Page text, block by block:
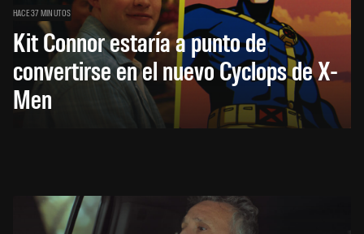
HACE 37 MINUTOS
Kit Connor estaría a punto de
convertirse en el nuevo Cyclops de X-
Men